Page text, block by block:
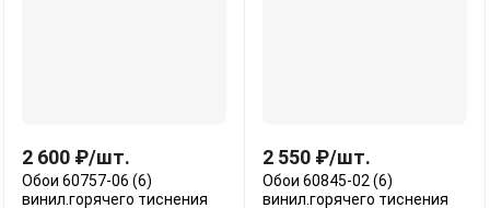
2 600 ₽/шт.
Обои 60757-06 (6)
винил.горячего тиснения
2 550 ₽/шт.
Обои 60845-02 (6)
винил.горячего тиснения